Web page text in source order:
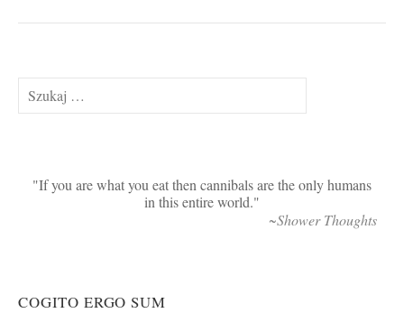
Szukaj:
If you are what you eat then cannibals are the only humans
in this entire world.
~Shower Thoughts
COGITO ERGO SUM